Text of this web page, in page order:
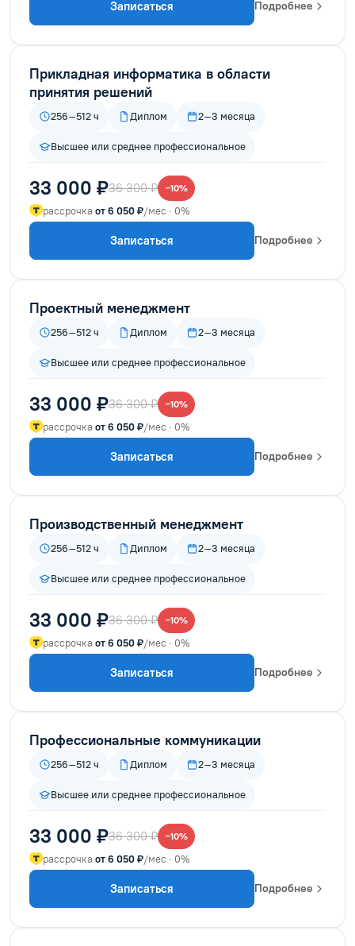
Записаться Подробнее
Прикладная информатика в области
принятия решений
256–512 ч Диплом 2–3 месяца
Высшее или среднее профессиональное
33 000 ₽36 300 ₽ −10%
рассрочка от 6 050 ₽/мес · 0%
Записаться Подробнее
Проектный менеджмент
256–512 ч Диплом 2–3 месяца
Высшее или среднее профессиональное
33 000 ₽36 300 ₽ −10%
рассрочка от 6 050 ₽/мес · 0%
Записаться Подробнее
Производственный менеджмент
256–512 ч Диплом 2–3 месяца
Высшее или среднее профессиональное
33 000 ₽36 300 ₽ −10%
рассрочка от 6 050 ₽/мес · 0%
Записаться Подробнее
Профессиональные коммуникации
256–512 ч Диплом 2–3 месяца
Высшее или среднее профессиональное
33 000 ₽36 300 ₽ −10%
рассрочка от 6 050 ₽/мес · 0%
Записаться Подробнее